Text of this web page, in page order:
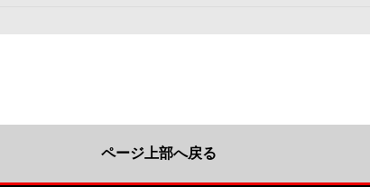
ページ上部へ戻る